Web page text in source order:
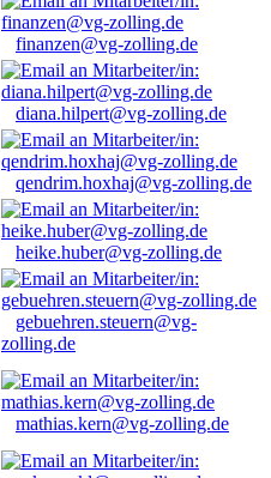
finanzen@vg-zolling.de
diana.hilpert@vg-zolling.de
qendrim.hoxhaj@vg-zolling.de
heike.huber@vg-zolling.de
gebuehren.steuern@vg-
zolling.de
mathias.kern@vg-zolling.de